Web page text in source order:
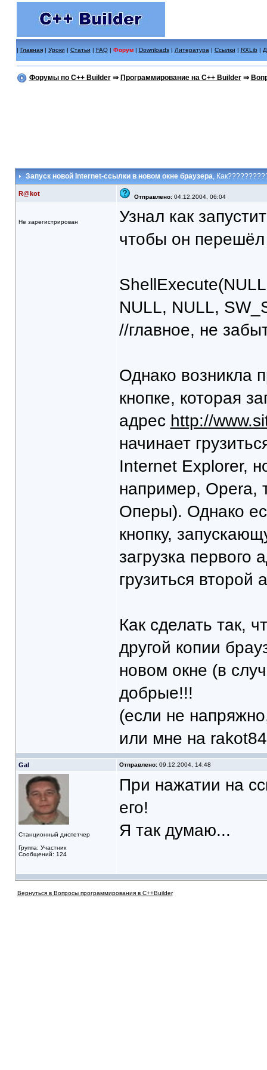
| Главная| Уроки | Статьи | FAQ| Форум | Downloads| Литература | Ссылки | RXLib |
Форумы по C++ Builder⇒ Программирование на C++ Builder⇒
Запуск новой Internet-ссылки в новом окне браузера,
R@kot Отправлено:04.12.2004, 06:04
Не зарегистрирован
Узнал как
чтобы он перешёл
NULL, NULL,
//главное, не
Однако возникла
кнопке, которая
адрес http://
начинает
Internet Explorer,
например, Opera,
Оперы). Однако
кнопку,
загрузка первого
грузиться второй
Как сделать так,
другой копии
новом окне (в
добрые!!!
(если не
или мне на
Gal Отправлено:09.12.2004, 14:48
Станционный диспетчер
Группа: Участник
Сообщений: 124
При нажатии на
его!
Я так думаю...
Вернуться в Вопросы программирования в C++Builder